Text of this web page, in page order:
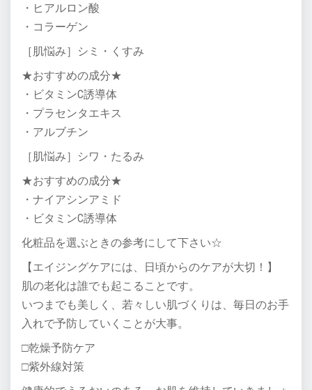
・ヒアルロン酸
・コラーゲン
［肌悩み］シミ・くすみ
★おすすめの成分★
・ビタミンC誘導体
・プラセンタエキス
・アルブチン
［肌悩み］シワ・たるみ
★おすすめの成分★
・ナイアシンアミド
・ビタミンC誘導体
化粧品を選ぶときの参考にして下さい☆
【エイジングケアには、日頃からのケアが大切！】
肌の老化は誰でも起こることです。
いつまでも美しく、若々しい肌づくりは、毎日のお手
入れで予防していくことが大事。
□乾燥予防ケア
□紫外線対策